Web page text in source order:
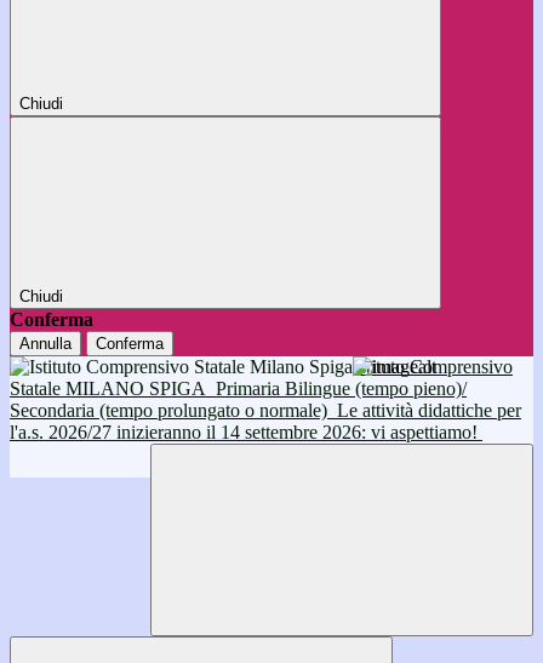
Chiudi
Chiudi
Conferma
Annulla Conferma
Istituto Comprensivo
Statale MILANO SPIGA Primaria Bilingue (tempo pieno)/
Secondaria (tempo prolungato o normale) Le attività didattiche per
l'a.s. 2026/27 inizieranno il 14 settembre 2026: vi aspettiamo!